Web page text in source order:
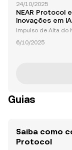
col emergiu como
ssistema
cativos em v
24/10/2025
NEAR Protocol
Inovações em
Crescimento
Impulso de Alta do
incipais players no
6/10/2025
Guias
Saiba como
Protocol